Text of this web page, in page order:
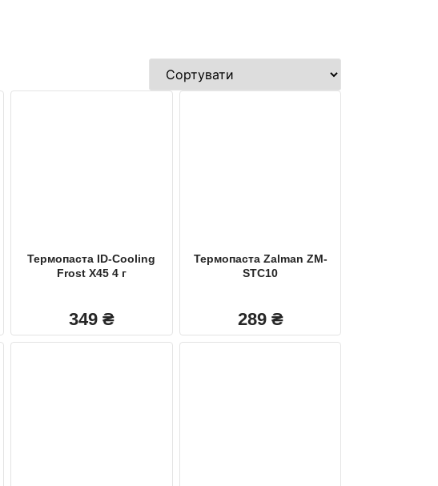
Термопаста ID-Cooling
Frost X45 4 г
349 ₴
Термопаста Zalman ZM-
STC10
289 ₴